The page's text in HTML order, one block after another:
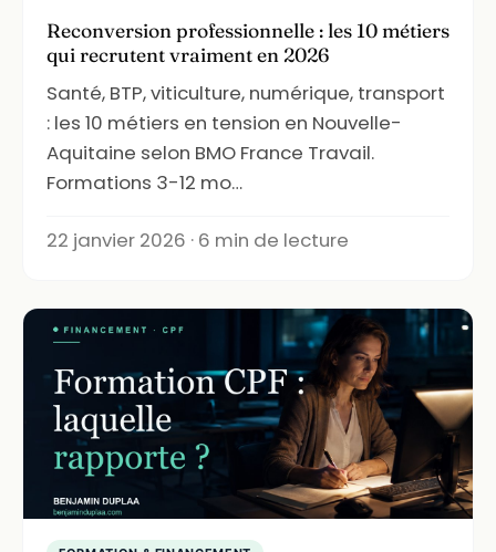
Reconversion professionnelle : les 10 métiers
qui recrutent vraiment en 2026
Santé, BTP, viticulture, numérique, transport
: les 10 métiers en tension en Nouvelle-
Aquitaine selon BMO France Travail.
Formations 3-12 mo…
22 janvier 2026 · 6 min de lecture